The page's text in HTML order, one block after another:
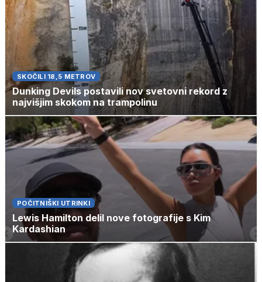
SKOČILI 18,5 METROV
Dunking Devils postavili nov svetovni rekord z
najvišjim skokom na trampolinu
POČITNIŠKI UTRINKI
Lewis Hamilton delil nove fotografije s Kim
Kardashian